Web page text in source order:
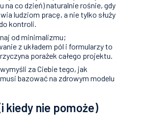
na co dzień) naturalnie rośnie, gdy
ludziom pracę, a nie tylko służy
kontroli.
od minimalizmu;
z układem pól i formularzy to
porażek całego projektu.
za Ciebie tego, jak
bazować na zdrowym modelu
kiedy nie pomoże)